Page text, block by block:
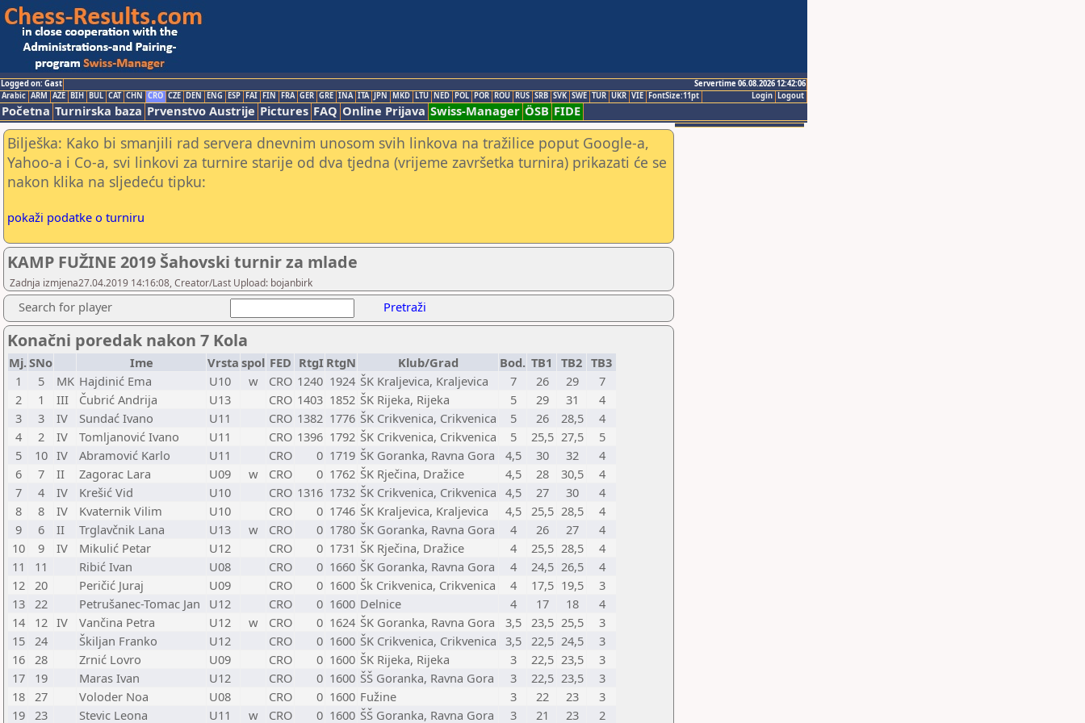
Logged on: Gast
Servertime 06.08.2026 12:42:06
Logout
Login
Arabic ARM AZE BIH BUL CAT CHN CRO CZE DEN ENG ESP FAI FIN FRA GER GRE INA ITA JPN MKD LTU NED POL POR ROU RUS SRB SVK SWE TUR UKR VIE FontSize:11pt
Početna Turnirska baza Prvenstvo Austrije Pictures FAQ Online Prijava Swiss-Manager ÖSB FIDE
Bilješka: Kako bi smanjili rad servera dnevnim unosom svih linkova na tražilice poput Google-a,
Yahoo-a i Co-a, svi linkovi za turnire starije od dva tjedna (vrijeme završetka turnira) prikazati će se
nakon klika na sljedeću tipku:
pokaži podatke o turniru
KAMP FUŽINE 2019 Šahovski turnir za mlade
Zadnja izmjena27.04.2019 14:16:08, Creator/Last Upload: bojanbirk
Search for player Pretraži
Konačni poredak nakon 7 Kola
Mj.SNo Ime Vrsta spol FED RtgI RtgN Klub/Grad Bod. TB1 TB2 TB3
1
5 MK Hajdinić Ema U10 w CRO 1240 1924 ŠK Kraljevica, Kraljevica 7 26 29
7
2
1 III Čubrić Andrija U13 CRO 1403 1852 ŠK Rijeka, Rijeka 5 29 31
4
3
3 IV Sundać Ivano U11 CRO 1382 1776 ŠK Crikvenica, Crikvenica 5 26 28,5
4
4
2 IV Tomljanović Ivano U11 CRO 1396 1792 ŠK Crikvenica, Crikvenica 5 25,5 27,5
5
5
10 IV Abramović Karlo U11 CRO 0 1719 ŠK Goranka, Ravna Gora 4,5 30 32
4
6
7 II Zagorac Lara U09 w CRO 0 1762 ŠK Rječina, Dražice 4,5 28 30,5
4
7
4 IV Krešić Vid U10 CRO 1316 1732 ŠK Crikvenica, Crikvenica 4,5 27 30
4
8
8 IV Kvaternik Vilim U10 CRO 0 1746 ŠK Kraljevica, Kraljevica 4,5 25,5 28,5
4
9
6 II Trglavčnik Lana U13 w CRO 0 1780 ŠK Goranka, Ravna Gora 4 26 27
4
10
9 IV Mikulić Petar U12 CRO 0 1731 ŠK Rječina, Dražice 4 25,5 28,5
4
11
11 Ribić Ivan U08 CRO 0 1660 ŠK Goranka, Ravna Gora 4 24,5 26,5
4
12
20 Peričić Juraj U09 CRO 0 1600 Šk Crikvenica, Crikvenica 4 17,5 19,5
3
13
22 Petrušanec-Tomac Jan U12 CRO 0 1600 Delnice 4 17 18
4
14
12 IV Vančina Petra U12 w CRO 0 1624 ŠK Goranka, Ravna Gora 3,5 23,5 25,5
3
15
24 Škiljan Franko U12 CRO 0 1600 ŠK Crikvenica, Crikvenica 3,5 22,5 24,5
3
16
28 Zrnić Lovro U09 CRO 0 1600 ŠK Rijeka, Rijeka 3 22,5 23,5
3
17
19 Maras Ivan U12 CRO 0 1600 ŠŠ Goranka, Ravna Gora 3 22,5 23,5
3
18
27 Voloder Noa U08 CRO 0 1600 Fužine 3 22 23
3
19
23 Stevic Leona U11 w CRO 0 1600 ŠŠ Goranka, Ravna Gora 3 21 23 2